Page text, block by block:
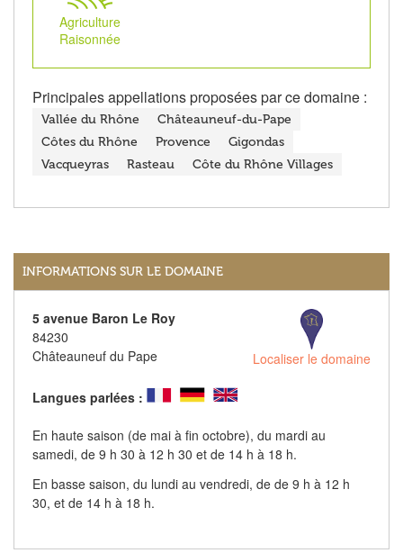
Agriculture
Raisonnée
Principales appellations proposées par ce domaine :
Vallée du Rhône
Châteauneuf-du-Pape
Côtes du Rhône
Provence
Gigondas
Vacqueyras
Rasteau Côte du Rhône Villages
INFORMATIONS SUR LE DOMAINE
5 avenue Baron Le Roy
84230
Châteauneuf du Pape
Localiser le domaine
Langues parlées :
En haute saison (de mai à fin octobre), du mardi au
samedi, de 9 h 30 à 12 h 30 et de 14 h à 18 h.
En basse saison, du lundi au vendredi, de de 9 h à 12 h
30, et de 14 h à 18 h.